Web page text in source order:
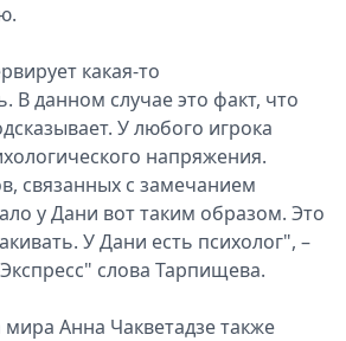
какая-то
В данном случае это факт, что
У любого игрока
напряжения.
связанных с замечанием
у Дани вот таким образом. Это
У Дани есть психолог", –
слова Тарпищева.
мира Анна Чакветадзе также